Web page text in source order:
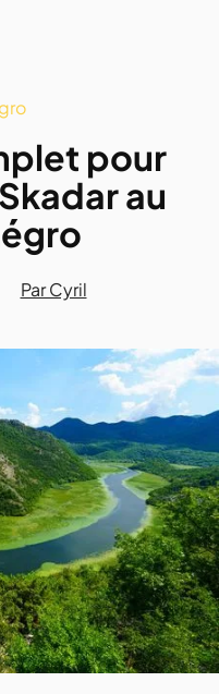
pour
au
Par Cyril